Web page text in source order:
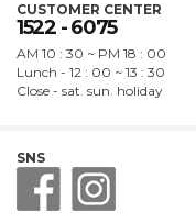
CUSTOMER CENTER
1522 - 6075
AM 10 : 30 ~ PM 18 : 00
Lunch - 12 : 00 ~ 13 : 30
Close - sat. sun. holiday
SNS